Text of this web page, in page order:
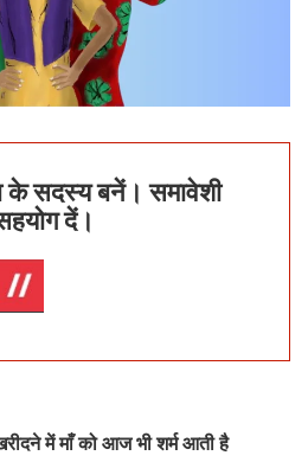
के सदस्य बनें। समावेशी
दें।
में माँ को आज भी शर्म आती है